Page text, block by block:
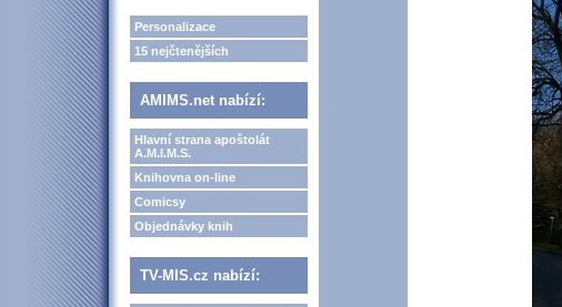
Personalizace
15 nejčtenějších
AMIMS.net nabízí:
Hlavní strana apoštolát
A.M.I.M.S.
Knihovna on-line
Comicsy
Objednávky knih
TV-MIS.cz nabízí: